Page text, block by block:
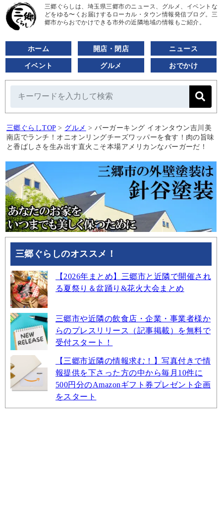
三郷ぐらしは、埼玉県三郷市のニュース、グルメ、イベントな
どをゆる〜くお届けするローカル・タウン情報発信ブログ。三
郷市からおでかけできる市外の近隣地域の情報もご紹介。
ホーム 開店・閉店 ニュース
イベント グルメ おでかけ
三郷ぐらしTOP > グルメ > バーガーキング イオンタウン吉川美
南店でランチ！オニオンリングチーズワッパーを食す！肉の旨味
と香ばしさを生み出す直火こそ本場アメリカンなバーガーだ！
三郷ぐらしのオススメ！
【2026年まとめ】三郷市と近隣で開催され
る夏祭り＆盆踊り&花火大会まとめ
三郷市や近隣の飲食店・企業・事業者様か
らのプレスリリース（記事掲載）を無料で
受付スタート！
【三郷市近隣の情報求む！】写真付きで情
報提供を下さった方の中から毎月10件に
500円分のAmazonギフト券プレゼント企画
をスタート